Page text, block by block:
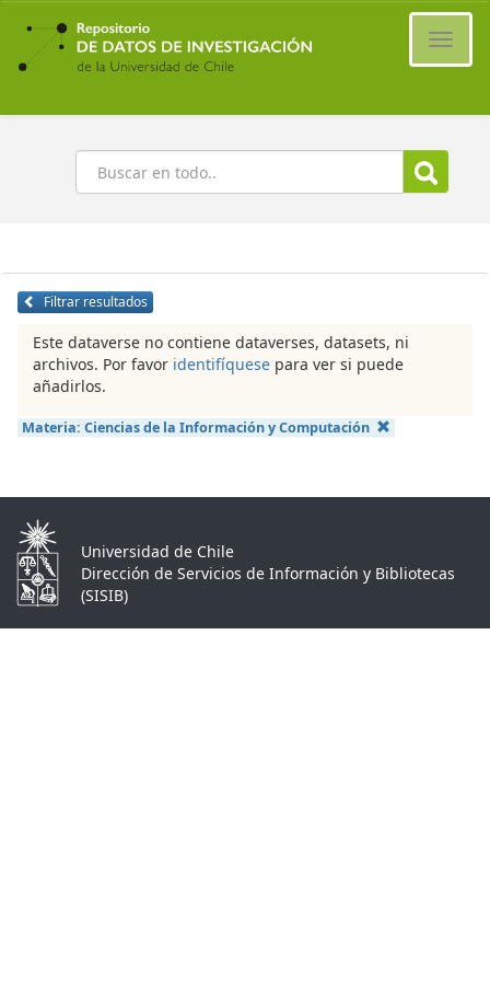
Ir
contenido
principal
Buscar
Filtrar resultados
Este dataverse no contiene dataverses, datasets, ni
archivos. Por favor identifíquese para ver si puede
añadirlos.
Materia: Ciencias de la Información y Computación
Universidad de Chile
Dirección de Servicios de Información y Bibliotecas
(SISIB)